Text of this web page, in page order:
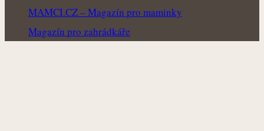
MAMCI.CZ – Magazín pro maminky
Magazín pro zahrádkáře